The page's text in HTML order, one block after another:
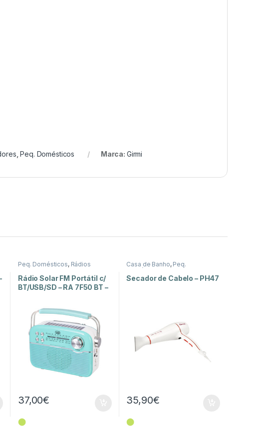
,Peq. Domésticos Marca: Girmi
Peq. Domésticos, Rádios
Rádio Solar FM Portátil c/
BT/USB/SD – RA 7F50 BT –
37,00€
⬤
Casa de Banho, Peq.
Domésticos
Secador de Cabelo – PH47
35,90€
⬤